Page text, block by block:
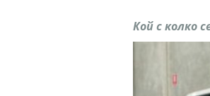
Кой с колко